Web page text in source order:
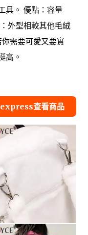
具。 優點：容量
外型相較其他毛絨
需要可愛又要實
高。
查看商品